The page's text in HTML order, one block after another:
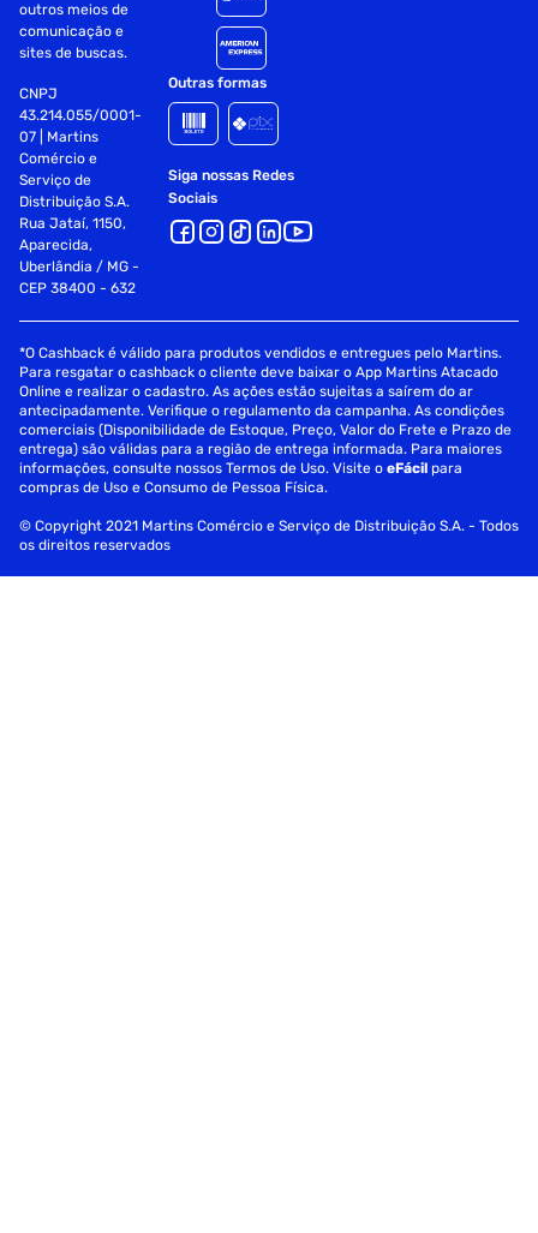
outros meios de
comunicação e
sites de buscas.
CNPJ
43.214.055/0001-
07 | Martins
Comércio e
Serviço de
Distribuição S.A.
Rua Jataí, 1150,
Aparecida,
Uberlândia / MG -
CEP 38400 - 632
Outras formas
Siga nossas Redes
Sociais
*O Cashback é válido para produtos vendidos e entregues pelo Martins.
Para resgatar o cashback o cliente deve baixar o App Martins Atacado
Online e realizar o cadastro. As ações estão sujeitas a saírem do ar
antecipadamente. Verifique o regulamento da campanha. As condições
comerciais (Disponibilidade de Estoque, Preço, Valor do Frete e Prazo de
entrega) são válidas para a região de entrega informada. Para maiores
informações, consulte nossos Termos de Uso. Visite oeFácil para
compras de Uso e Consumo de Pessoa Física.
© Copyright 2021 Martins Comércio e Serviço de Distribuição S.A. - Todos
os direitos reservados